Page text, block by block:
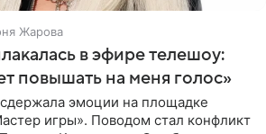
Жарова
в эфире телешоу:
повышать на меня голос»
эмоции на площадке
игры». Поводом стал конфликт